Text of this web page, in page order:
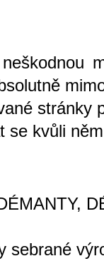
stránky
se kvůli
sebrané